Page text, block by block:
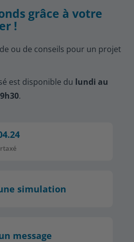
grâce à votre
!
ou de conseils pour un projet
est disponible du lundi au
.
simulation
message